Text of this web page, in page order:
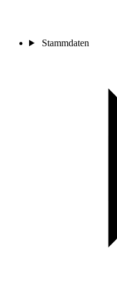
Stammdaten